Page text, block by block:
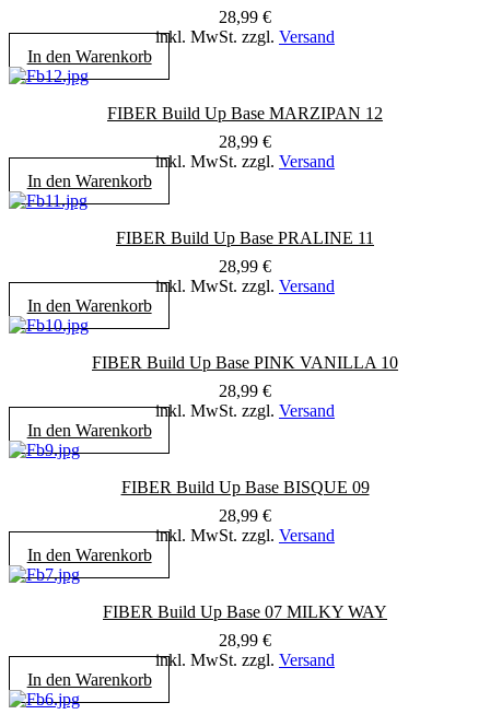
28,99 €
inkl. MwSt. zzgl. Versand
In den Warenkorb
FIBER Build Up Base MARZIPAN 12
28,99 €
inkl. MwSt. zzgl. Versand
In den Warenkorb
FIBER Build Up Base PRALINE 11
28,99 €
inkl. MwSt. zzgl. Versand
In den Warenkorb
FIBER Build Up Base PINK VANILLA 10
28,99 €
inkl. MwSt. zzgl. Versand
In den Warenkorb
FIBER Build Up Base BISQUE 09
28,99 €
inkl. MwSt. zzgl. Versand
In den Warenkorb
FIBER Build Up Base 07 MILKY WAY
28,99 €
inkl. MwSt. zzgl. Versand
In den Warenkorb